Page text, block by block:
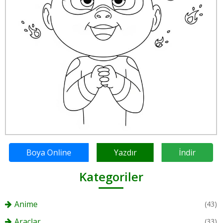
Boya Online Yazdır İndir
Kategoriler
Anime (43)